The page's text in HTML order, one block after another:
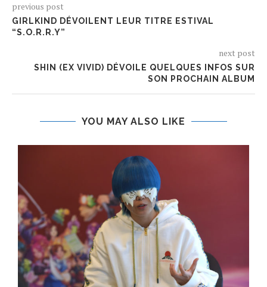
previous post
GIRLKIND DÉVOILENT LEUR TITRE ESTIVAL
“S.O.R.R.Y”
next post
SHIN (EX VIVID) DÉVOILE QUELQUES INFOS SUR
SON PROCHAIN ALBUM
YOU MAY ALSO LIKE